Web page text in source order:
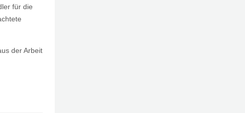
für die
der Arbeit